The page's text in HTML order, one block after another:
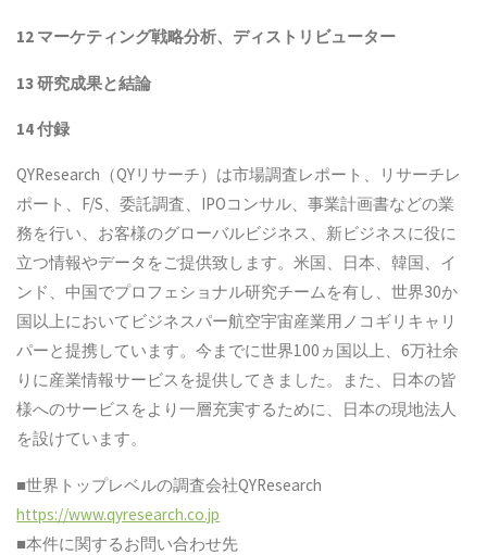
12 マーケティング戦略分析、ディストリビューター
13研究成果と結論
14付録
QYResearch（QYリサーチ）は市場調査レポート、リサーチレ
ポート、F/S、委託調査、IPOコンサル、事業計画書などの業
務を行い、お客様のグローバルビジネス、新ビジネスに役に
立つ情報やデータをご提供致します。米国、日本、韓国、イ
ンド、中国でプロフェショナル研究チームを有し、世界30か
国以上においてビジネスパー航空宇宙産業用ノコギリキャリ
パーと提携しています。今までに世界100ヵ国以上、6万社余
りに産業情報サービスを提供してきました。また、日本の皆
様へのサービスをより一層充実するために、日本の現地法人
を設けています。
■世界トップレベルの調査会社QYResearch
https://www.qyresearch.co.jp
■本件に関するお問い合わせ先